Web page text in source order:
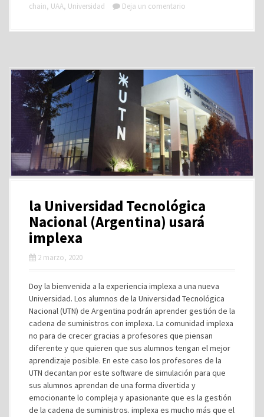
chain, UAA, Universidad Deja un comentario
la Universidad Tecnológica
Nacional (Argentina) usará
implexa
2 marzo, 2020
Doy la bienvenida a la experiencia implexa a una nueva
Universidad. Los alumnos de la Universidad Tecnológica
Nacional (UTN) de Argentina podrán aprender gestión de la
cadena de suministros con implexa. La comunidad implexa
no para de crecer gracias a profesores que piensan
diferente y que quieren que sus alumnos tengan el mejor
aprendizaje posible. En este caso los profesores de la
UTN decantan por este software de simulación para que
sus alumnos aprendan de una forma divertida y
emocionante lo compleja y apasionante que es la gestión
de la cadena de suministros. implexa es mucho más que el